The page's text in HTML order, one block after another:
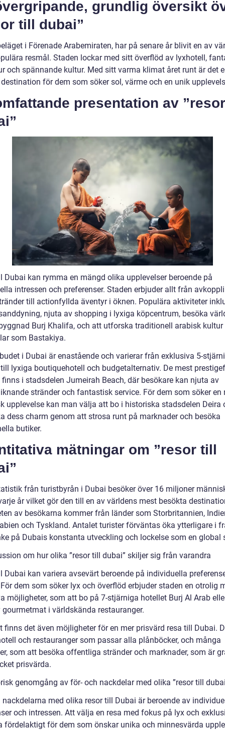
grundlig översikt
till dubai”
i Förenade Arabemiraten, har på senare år blivit en av
resmål. Staden lockar med sitt överflöd av lyxhotell,
och spännande kultur. Med sitt varma klimat året runt är det
för dem som söker sol, värme och en unik
presentation av
Dubai kan rymma en mängd olika upplevelser beroende på
intressen och preferenser. Staden erbjuder allt från
till actionfyllda äventyr i öknen. Populära aktiviteter
njuta av shopping i lyxiga köpcentrum, besöka
Burj Khalifa, och att utforska traditionell arabisk
som Bastakiya.
i Dubai är enastående och varierar från exklusiva 5-
lyxiga boutiquehotell och budgetalternativ. De mest
i stadsdelen Jumeirah Beach, där besökare kan njuta av
stränder och fantastisk service. För dem som söker en
upplevelse kan man välja att bo i historiska stadsdelen Deira
dess charm genom att strosa runt på marknader och besöka
butiker.
mätningar om ”resor till
från turistbyrån i Dubai besöker över 16 miljoner
år vilket gör den till en av världens mest besökta
av besökarna kommer från länder som Storbritannien,
och Tyskland. Antalet turister förväntas öka ytterligare i
på Dubais konstanta utveckling och lockelse som en global
om hur olika ”resor till dubai” skiljer sig från varandra
Dubai kan variera avsevärt beroende på individuella
dem som söker lyx och överflöd erbjuder staden en otrolig
möjligheter, som att bo på 7-stjärniga hotellet Burj Al Arab
i världskända restauranger.
finns det även möjligheter för en mer prisvärd resa till Dubai.
och restauranger som passar alla plånböcker, och många
som att besöka offentliga stränder och marknader, som är
prisvärda.
genomgång av för- och nackdelar med olika ”resor till
nackdelarna med olika resor till Dubai är beroende av
och intressen. Att välja en resa med fokus på lyx och
fördelaktigt för dem som önskar unika och minnesvärda